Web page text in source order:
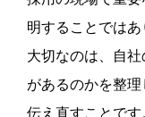
明することではあ
大切なのは、自
があるのかを整
伝え直すことです